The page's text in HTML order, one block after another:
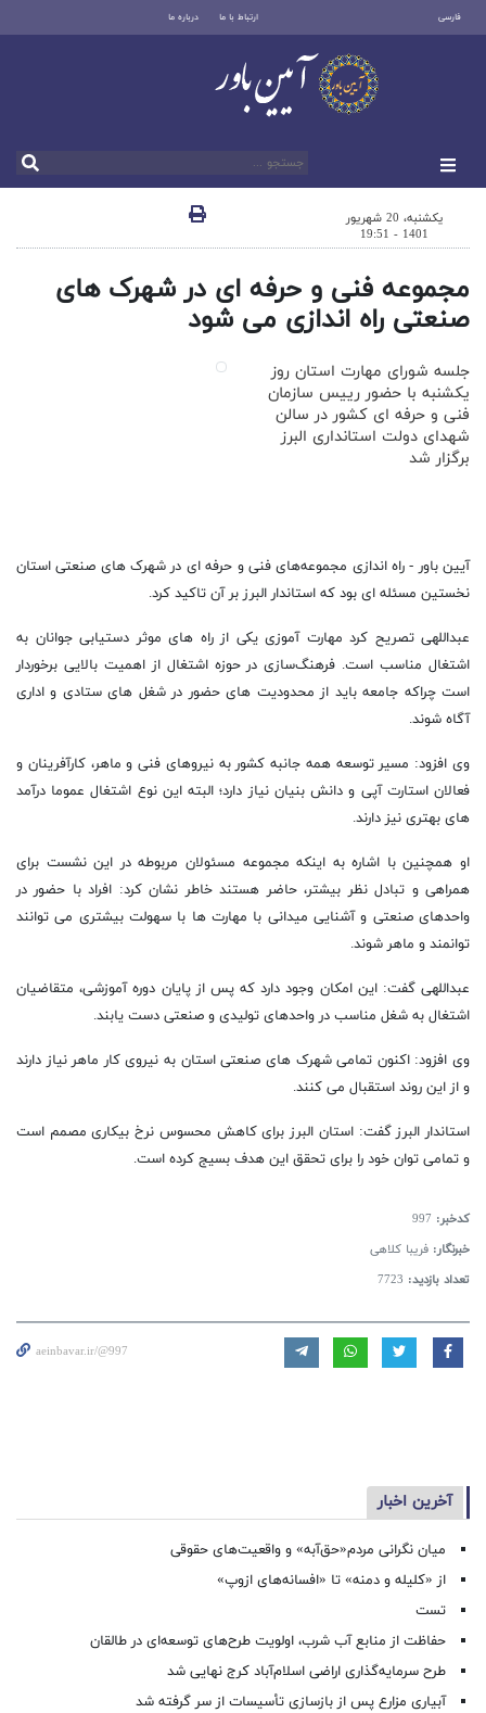
فارسی ارتباط با ما درباره ما
یکشنبه، 20 شهریور
1401 - 19:51
مجموعه‌ فنی و حرفه ای در شهرک های
صنعتی راه اندازی می شود
جلسه شورای مهارت استان روز
یکشنبه با حضور رییس سازمان
فنی و حرفه ای کشور در سالن
شهدای دولت استانداری البرز
برگزار شد
آیین باور - راه اندازی مجموعه‌های فنی و حرفه ای در شهرک های صنعتی استان
نخستین مسئله ای بود که استاندار البرز بر آن تاکید کرد.
عبداللهی تصریح کرد مهارت آموزی یکی از راه های موثر دستیابی جوانان به
اشتغال مناسب است. فرهنگ‌سازی در حوزه اشتغال از اهمیت بالایی برخوردار
است چراکه جامعه باید از محدودیت های حضور در شغل های ستادی و اداری
آگاه شوند.
وی افزود: مسیر توسعه همه جانبه کشور به نیروهای فنی و ماهر، کارآفرینان و
فعالان استارت آپی و دانش بنیان نیاز دارد؛ البته این نوع اشتغال عموما درآمد
های بهتری نیز دارند.
او همچنین با اشاره به اینکه مجموعه مسئولان مربوطه در این نشست برای
همراهی و تبادل نظر بیشتر، حاضر هستند خاطر نشان کرد: افراد با حضور در
واحد‌های صنعتی و آشنایی میدانی با مهارت ها با سهولت بیشتری می توانند
توانمند و ماهر شوند.
عبداللهی گفت: این امکان وجود دارد که پس از پایان دوره آموزشی، متقاضیان
اشتغال به شغل مناسب در واحد‌های تولیدی و صنعتی دست یابند.
وی افزود: اکنون تمامی شهرک های صنعتی استان به نیروی کار ماهر نیاز دارند
و از این روند استقبال می کنند.
استاندار البرز گفت: استان البرز برای کاهش محسوس نرخ بیکاری مصمم است
و تمامی توان خود را برای تحقق این هدف بسیج کرده است.
کدخبر: 997
خبرنگار: فریبا کلاهی
تعداد بازدید: 7723
aeinbavar.ir/@997
آخرین اخبار
میان نگرانی مردم«حق‌آبه» و واقعیت‌های حقوقی
از «کلیله و دمنه» تا «افسانه‌های ازوپ»
تست
حفاظت از منابع آب شرب، اولویت طرح‌های توسعه‌ای در طالقان
طرح سرمایه‌گذاری اراضی اسلام‌آباد کرج نهایی شد
آبیاری مزارع پس از بازسازی تأسیسات از سر گرفته شد